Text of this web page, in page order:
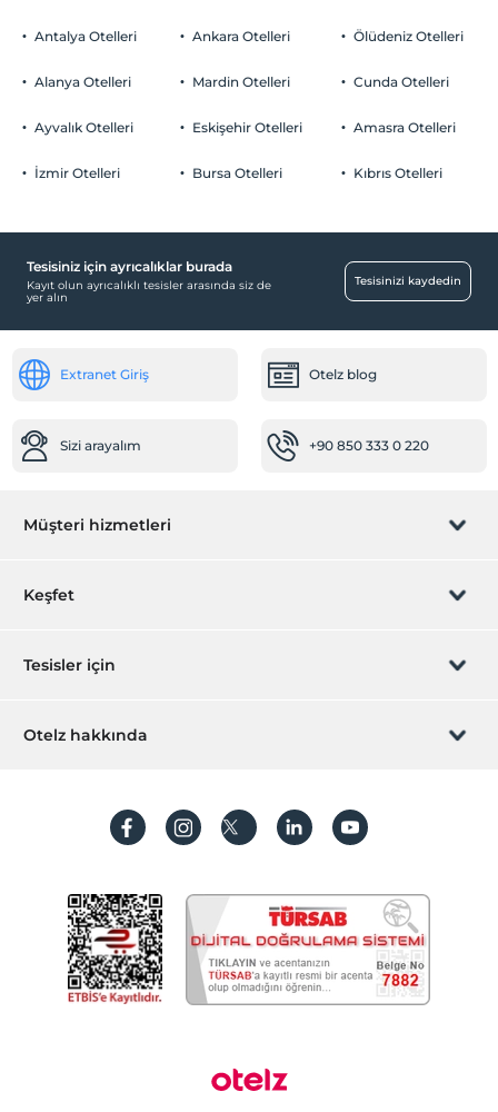
Antalya Otelleri
Alanya Otelleri
Ayvalık Otelleri
İzmir Otelleri
Ankara Otelleri
Mardin Otelleri
Eskişehir Otelleri
Bursa Otelleri
Ölüdeniz Otelleri
Cunda Otelleri
Amasra Otelleri
Kıbrıs Otelleri
Tesisiniz için ayrıcalıklar burada
Kayıt olun ayrıcalıklı tesisler arasında siz de
yer alın
Tesisinizi kaydedin
Extranet Giriş Otelz blog
Sizi arayalım +90 850 333 0 220
Müşteri hizmetleri
Rezervasyon yönet
Sıkça sorulan sorular
İşlem rehberi
Keşfet
Hediye Kart
Hesap oluştur
Tesisler için
Hemen tesisinizi ekleyin
Otelz hakkında
Koşullar ve şartlar
Aydınlatma metni